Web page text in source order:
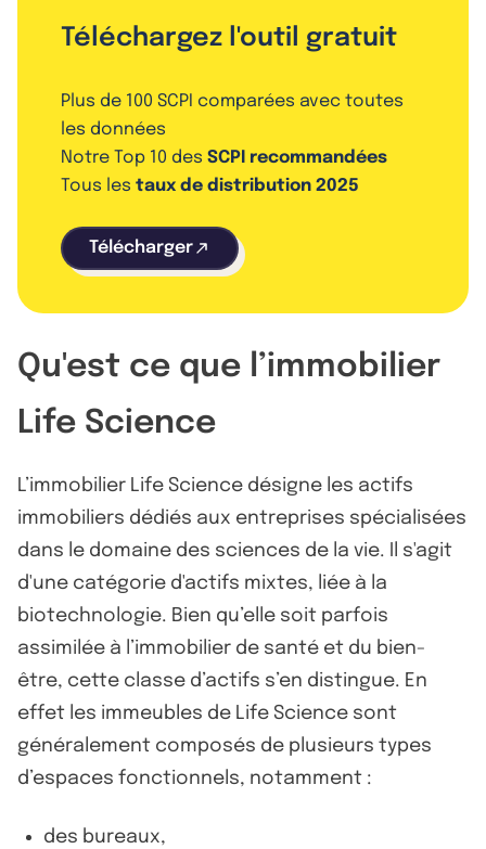
Téléchargez l'outil gratuit
Plus de 100 SCPI comparées avec toutes
les données
Notre Top 10 des SCPI recommandées
Tous les taux de distribution 2025
Télécharger
Qu'est ce que l’immobilier
Life Science
L’immobilier Life Science désigne les actifs
immobiliers dédiés aux entreprises spécialisées
dans le domaine des sciences de la vie. Il s'agit
d'une catégorie d'actifs mixtes, liée à la
biotechnologie. Bien qu’elle soit parfois
assimilée à l’immobilier de santé et du bien-
être, cette classe d’actifs s’en distingue. En
effet les immeubles de Life Science sont
généralement composés de plusieurs types
d’espaces fonctionnels, notamment :
des bureaux,